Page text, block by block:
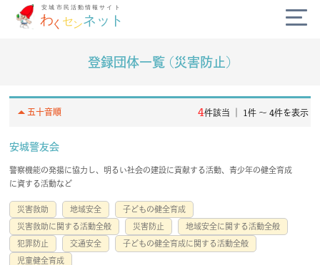
diversity_3
campaign
today
volunteer_activism
handshake
登録団体一覧 (災害防止)
arrow_drop_up五十音順 4件該当 ｜ 1件 〜 4件を表示
安城警友会
警察機能の発揚に協力し、明るい社会の建設に貢献する活動、青少年の健全育成
に資する活動など
災害救助 地域安全 子どもの健全育成
災害救助に関する活動全般 災害防止 地域安全に関する活動全般
犯罪防止 交通安全 子どもの健全育成に関する活動全般
児童健全育成